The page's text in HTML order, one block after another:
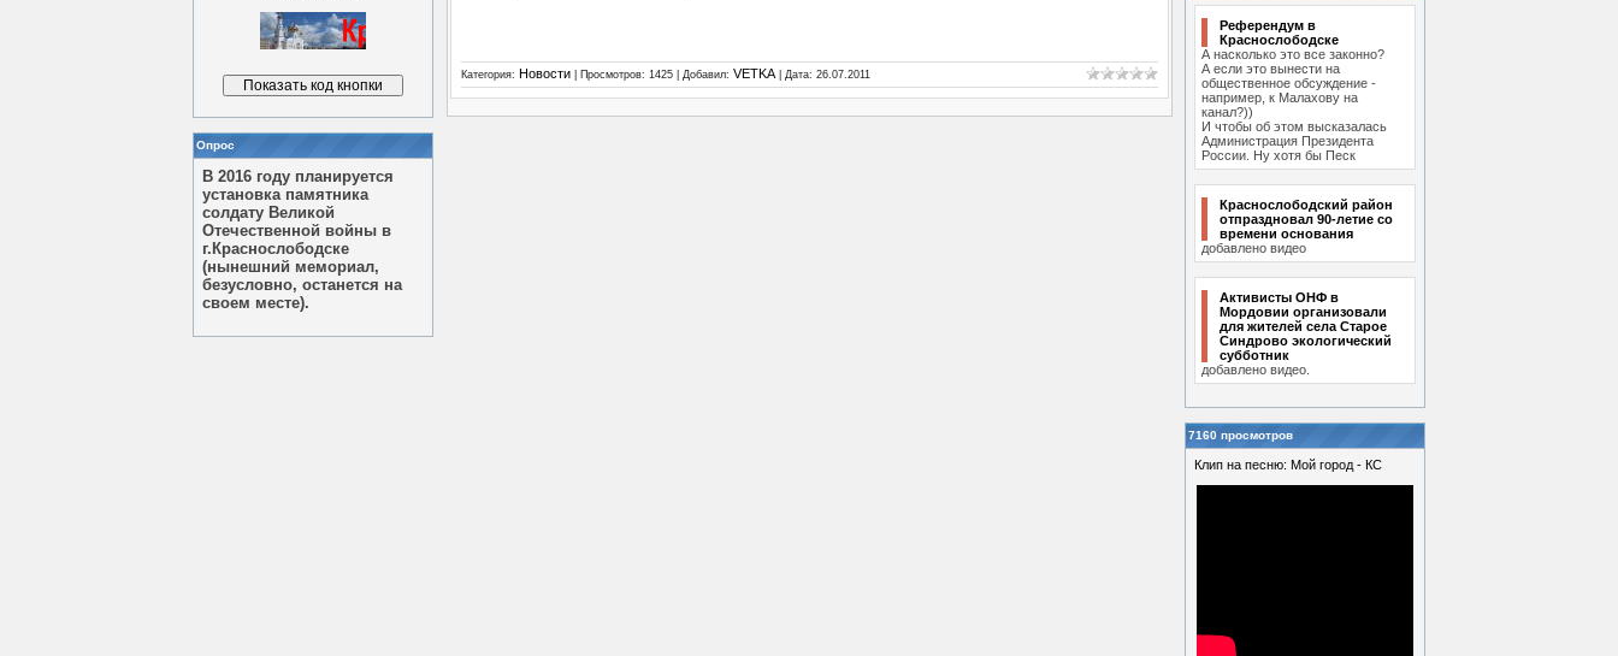
Опрос
В 2016 году планируется
установка памятника
солдату Великой
Отечественной войны в
г.Краснослободске
(нынешний мемориал,
безусловно, останется на
своем месте).
Категория: Новости | Просмотров: 1425 | Добавил: VETKA | Дата: 26.07.2011
Референдум в
Краснослободске
А насколько это все законно?
А если это вынести на
общественное обсуждение -
например, к Малахову на
канал?))
И чтобы об этом высказалась
Администрация Президента
России. Ну хотя бы Песк
Краснослободский район
отпраздновал 90-летие со
времени основания
добавлено видео
Активисты ОНФ в
Мордовии организовали
для жителей села Старое
Синдрово экологический
субботник
добавлено видео.
7160 просмотров
Клип на песню: Мой город - КС